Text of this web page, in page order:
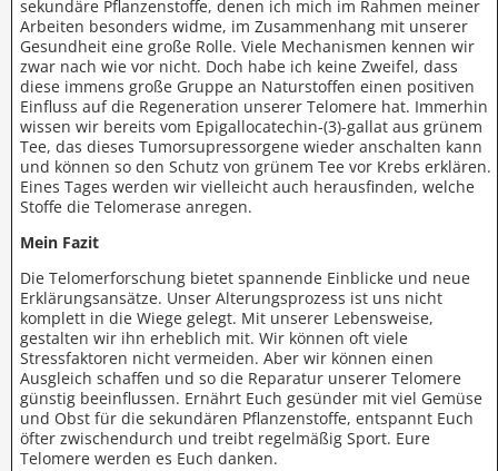
sekundäre Pflanzenstoffe, denen ich mich im Rahmen meiner
Arbeiten besonders widme, im Zusammenhang mit unserer
Gesundheit eine große Rolle. Viele Mechanismen kennen wir
zwar nach wie vor nicht. Doch habe ich keine Zweifel, dass
diese immens große Gruppe an Naturstoffen einen positiven
Einfluss auf die Regeneration unserer Telomere hat. Immerhin
wissen wir bereits vom Epigallocatechin-(3)-gallat aus grünem
Tee, das dieses Tumorsupressorgene wieder anschalten kann
und können so den Schutz von grünem Tee vor Krebs erklären.
Eines Tages werden wir vielleicht auch herausfinden, welche
Stoffe die Telomerase anregen.
Mein Fazit
Die Telomerforschung bietet spannende Einblicke und neue
Erklärungsansätze. Unser Alterungsprozess ist uns nicht
komplett in die Wiege gelegt. Mit unserer Lebensweise,
gestalten wir ihn erheblich mit. Wir können oft viele
Stressfaktoren nicht vermeiden. Aber wir können einen
Ausgleich schaffen und so die Reparatur unserer Telomere
günstig beeinflussen. Ernährt Euch gesünder mit viel Gemüse
und Obst für die sekundären Pflanzenstoffe, entspannt Euch
öfter zwischendurch und treibt regelmäßig Sport. Eure
Telomere werden es Euch danken.